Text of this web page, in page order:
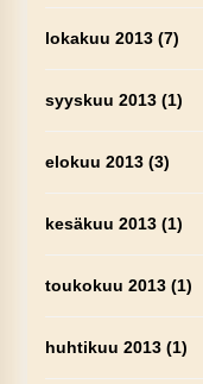
lokakuu 2013(7)
syyskuu 2013(1)
elokuu 2013(3)
kesäkuu 2013(1)
toukokuu 2013(1)
huhtikuu 2013(1)